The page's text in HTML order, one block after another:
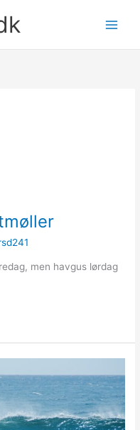
men havgus lørdag